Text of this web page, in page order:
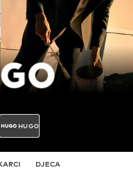
HUGO
DJECA